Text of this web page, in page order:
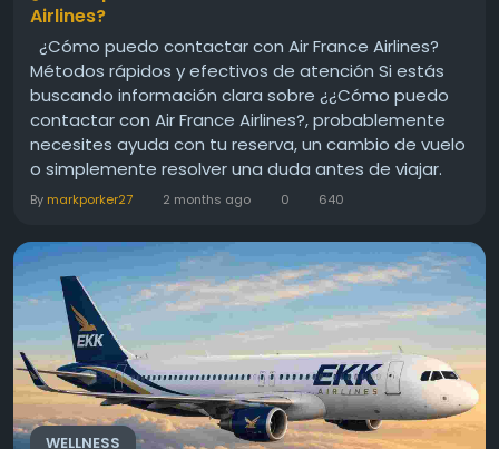
Airlines?
¿Cómo puedo contactar con Air France Airlines?
Métodos rápidos y efectivos de atención Si estás
buscando información clara sobre ¿¿Cómo puedo
contactar con Air France Airlines?, probablemente
necesites ayuda con tu reserva, un cambio de vuelo
o simplemente resolver una duda antes de viajar.
Hoy en día, la aerolínea Air France ofrece varias
By markporker27 2 months ago 0 640
WELLNESS